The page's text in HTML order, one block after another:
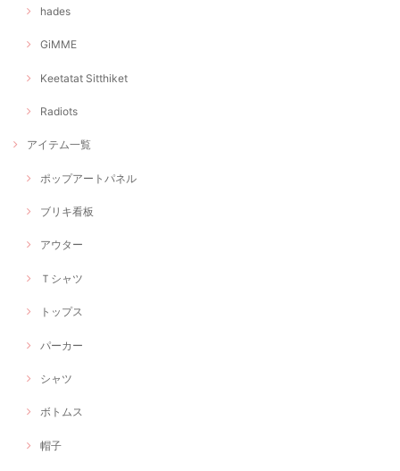
hades
GiMME
Keetatat Sitthiket
Radiots
アイテム一覧
ポップアートパネル
ブリキ看板
アウター
Ｔシャツ
トップス
パーカー
シャツ
ボトムス
帽子